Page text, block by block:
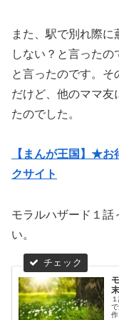
また、駅で別れ際
しない？と言ったの
と言ったのです。そ
だけど、他のママ
たのでした。
【まんが王国】★
クサイト
モラルハザード１話
い。